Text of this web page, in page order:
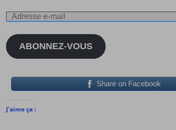
Adresse
mail
ABONNEZ-VOUS
Share on Facebook
J’aime ça :